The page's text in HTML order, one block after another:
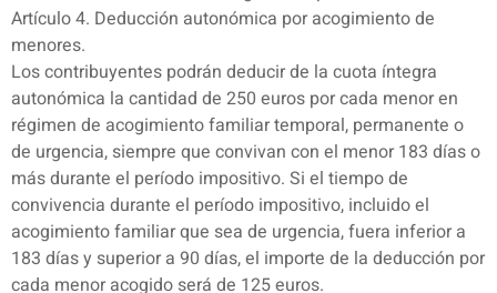
Artículo 4. Deducción autonómica por acogimiento de
menores.
Los contribuyentes podrán deducir de la cuota íntegra
autonómica la cantidad de 250 euros por cada menor en
régimen de acogimiento familiar temporal, permanente o
de urgencia, siempre que convivan con el menor 183 días o
más durante el período impositivo. Si el tiempo de
convivencia durante el período impositivo, incluido el
acogimiento familiar que sea de urgencia, fuera inferior a
183 días y superior a 90 días, el importe de la deducción por
cada menor acogido será de 125 euros.